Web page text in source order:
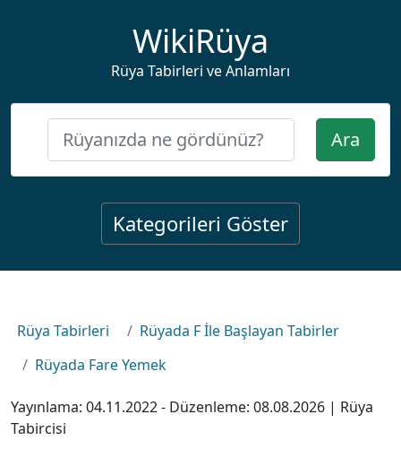
WikiRüya
Rüya Tabirleri ve Anlamları
Ara
Kategorileri Göster
Rüya Tabirleri
Rüyada F İle Başlayan Tabirler
Rüyada Fare Yemek
Yayınlama: 04.11.2022- Düzenleme: 08.08.2026 | Rüya
Tabircisi